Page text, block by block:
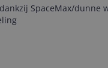
Er zijn geen
SpaceMax/dunne